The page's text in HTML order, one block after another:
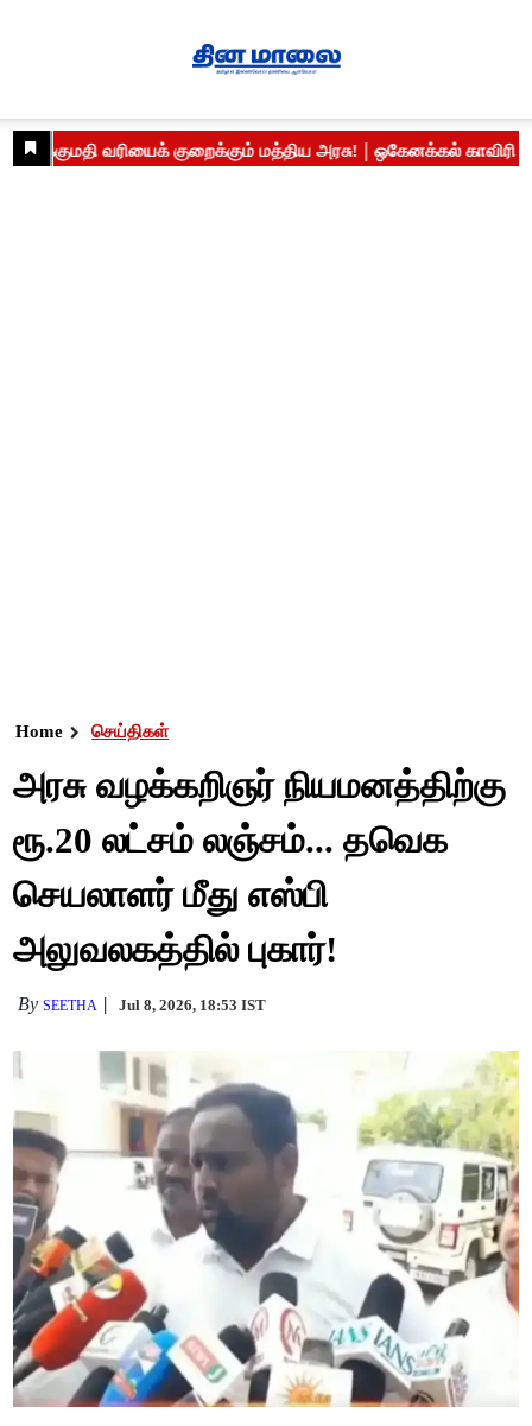
Home செய்திகள்
அரசு வழக்கறிஞர் நியமனத்திற்கு
ரூ.20 லட்சம் லஞ்சம்... தவெக
செயலாளர் மீது எஸ்பி
அலுவலகத்தில் புகார்!
BySEETHA Jul 8, 2026, 18:53 IST